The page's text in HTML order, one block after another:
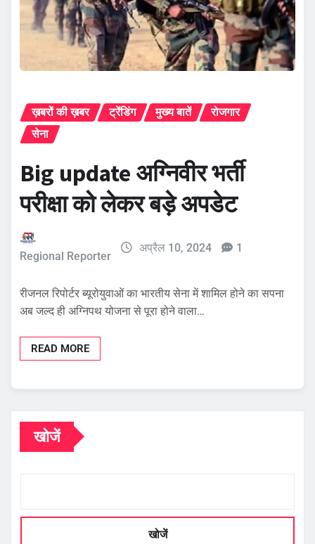
ख़बरों की ख़बर ट्रेंडिंग मुख्य बातें
रोजगार
सेना
Big update अग्निवीर भर्ती
परीक्षा को लेकर बड़े अपडेट
Regional Reporter
अप्रैल 10, 2024 1
रीजनल रिपोर्टर ब्यूरोयुवाओं का भारतीय सेना में शामिल होने का सपना
अब जल्द ही अग्निपथ योजना से पूरा होने वाला…
READ MORE
खोजें
खोजें